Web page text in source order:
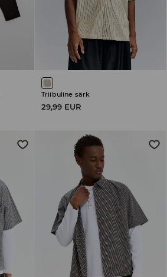
Triibuline särk
29,99 EUR